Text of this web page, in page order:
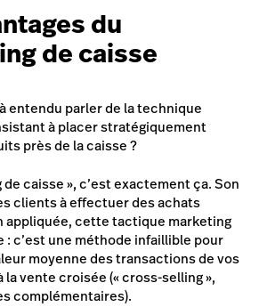
du
de caisse
entendu parler de la technique
à placer stratégiquement
près de la caisse ?
de caisse », c’est exactement ça. Son
clients à effectuer des achats
appliquée, cette tactique marketing
: c’est une méthode infaillible pour
moyenne des transactions de vos
vente croisée (« cross-selling »,
complémentaires).